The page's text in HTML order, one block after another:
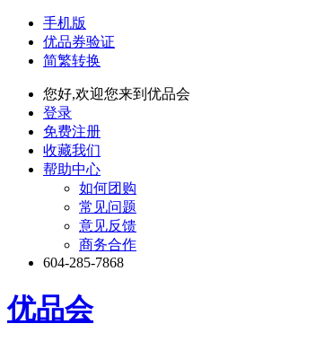
手机版
优品券验证
简繁转换
您好,欢迎您来到优品会
登录
免费注册
收藏我们
帮助中心
如何团购
常见问题
意见反馈
商务合作
604-285-7868
优品会